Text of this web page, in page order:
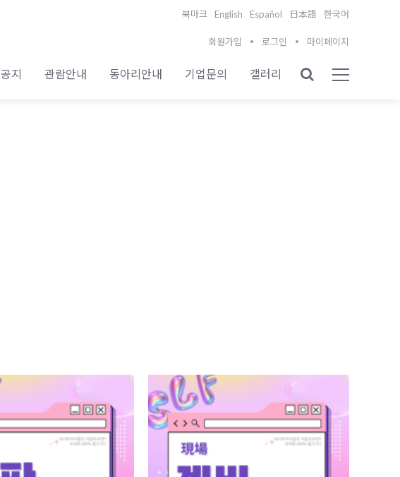
북마크 English Español 日本語 한국어
회원가입 로그인 마이페이지
공지 관람안내 동아리안내 기업문의 갤러리